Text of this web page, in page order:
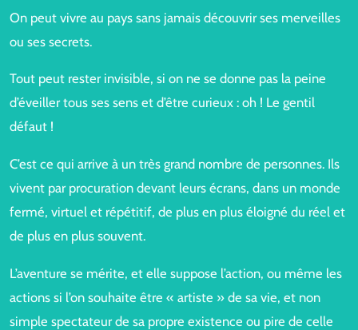
On peut vivre au pays sans jamais découvrir ses merveilles
ou ses secrets.
Tout peut rester invisible, si on ne se donne pas la peine
d’éveiller tous ses sens et d’être curieux : oh ! Le gentil
défaut !
C’est ce qui arrive à un très grand nombre de personnes. Ils
vivent par procuration devant leurs écrans, dans un monde
fermé, virtuel et répétitif, de plus en plus éloigné du réel et
de plus en plus souvent.
L’aventure se mérite, et elle suppose l’action, ou même les
actions si l’on souhaite être « artiste » de sa vie, et non
simple spectateur de sa propre existence ou pire de celle